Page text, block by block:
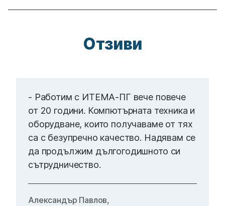
Отзиви
- Работим с ИТЕМА-ПГ вече повече
от 20 години. Компютърната техника и
оборудване, които получаваме от тях
са с безупречно качество. Надявам се
да продължим дългогодишното си
сътрудничество.
Александър Павлов,